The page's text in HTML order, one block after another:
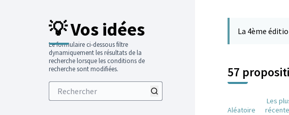
💡 Vos idées
Le formulaire ci-dessous filtre
dynamiquement les résultats de la
recherche lorsque les conditions de
recherche sont modifiées.
La 4ème
57
Aléatoire
Les